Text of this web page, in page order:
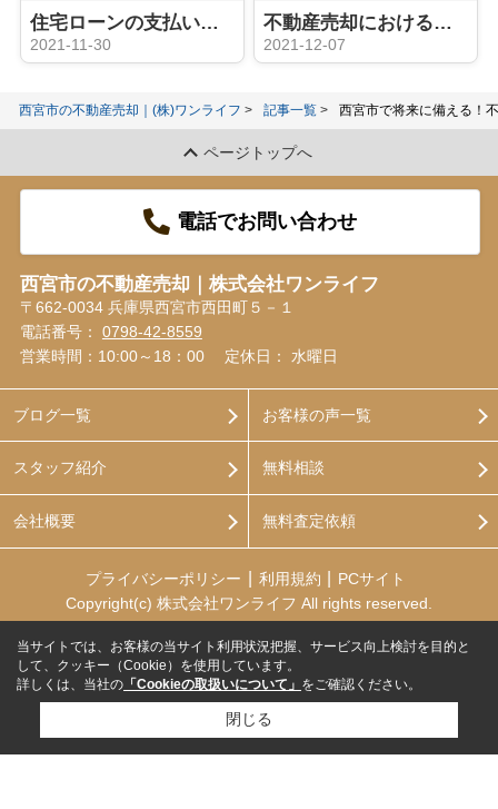
住宅ローンの支払いに困ったら検討すべき不動産の任意売却とは？
2021-11-30
不動産売却における土地の譲渡とは？「贈与」や「相続」との違いをご紹介！
2021-12-07
西宮市の不動産売却｜(株)ワンライフ 記事一覧 西宮市で将来に備える！
ページトップへ
電話でお問い合わせ
西宮市の不動産売却｜株式会社ワンライフ
〒662-0034 兵庫県西宮市西田町５－１
電話番号： 0798-42-8559
営業時間：10:00～18：00
定休日： 水曜日
ブログ一覧
スタッフ紹介
会社概要
お客様の声一覧
無料相談
無料査定依頼
プライバシーポリシー 利用規約
PCサイト
Copyright(c) 株式会社ワンライフ All rights reserved.
当サイトでは、お客様の当サイト利用状況把握、サービス向上検討を目的と
して、クッキー（Cookie）を使用しています。
詳しくは、当社の 「Cookieの取扱いについて」 をご確認ください。
閉じる